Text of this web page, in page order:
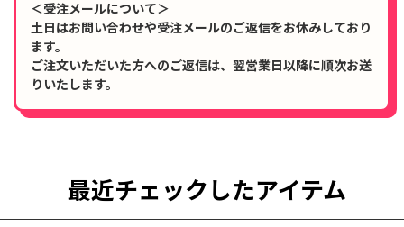
＜受注メールについて＞
土日はお問い合わせや受注メールのご返信をお休みしており
ます。
ご注文いただいた方へのご返信は、翌営業日以降に順次お送
りいたします。
最近チェックしたアイテム